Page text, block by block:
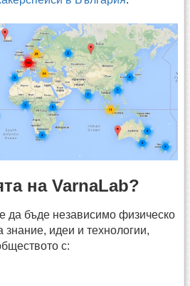
на VarnaLab?
да бъде независимо физическо
знание, идеи и технологии,
с: